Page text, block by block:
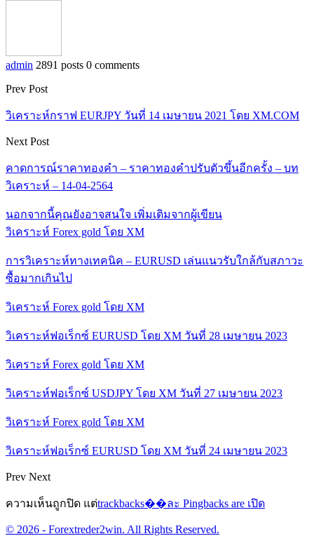
admin 2891 posts 0 comments
Prev Post
วิเคราะห์กราฟ EURJPY วันที่ 14 เมษายน 2021 โดย XM.COM
Next Post
คาดการณ์ราคาทองคำ – ราคาทองคำปรับตัวขึ้นอีกครั้ง – บท
วิเคราะห์ – 14-04-2564
นอกจากนี้คุณยังอาจสนใจ เพิ่มเติมจากผู้เขียน
วิเคราะห์ Forex gold โดย XM
การวิเคราะห์ทางเทคนิค – EURUSD เล่นแนวรับใกล้กับสภาวะ
ซื้อมากเกินไป
วิเคราะห์ Forex gold โดย XM
วิเคราะห์ฟอเร็กซ์ EURUSD โดย XM วันที่ 28 เมษายน 2023
วิเคราะห์ Forex gold โดย XM
วิเคราะห์ฟอเร็กซ์ USDJPY โดย XM วันที่ 27 เมษายน 2023
วิเคราะห์ Forex gold โดย XM
วิเคราะห์ฟอเร็กซ์ EURUSD โดย XM วันที่ 24 เมษายน 2023
Prev Next
ความเห็นถูกปิด แต่trackbacks��ละ Pingbacks are เปิด
© 2026 - Forextreder2win. All Rights Reserved.